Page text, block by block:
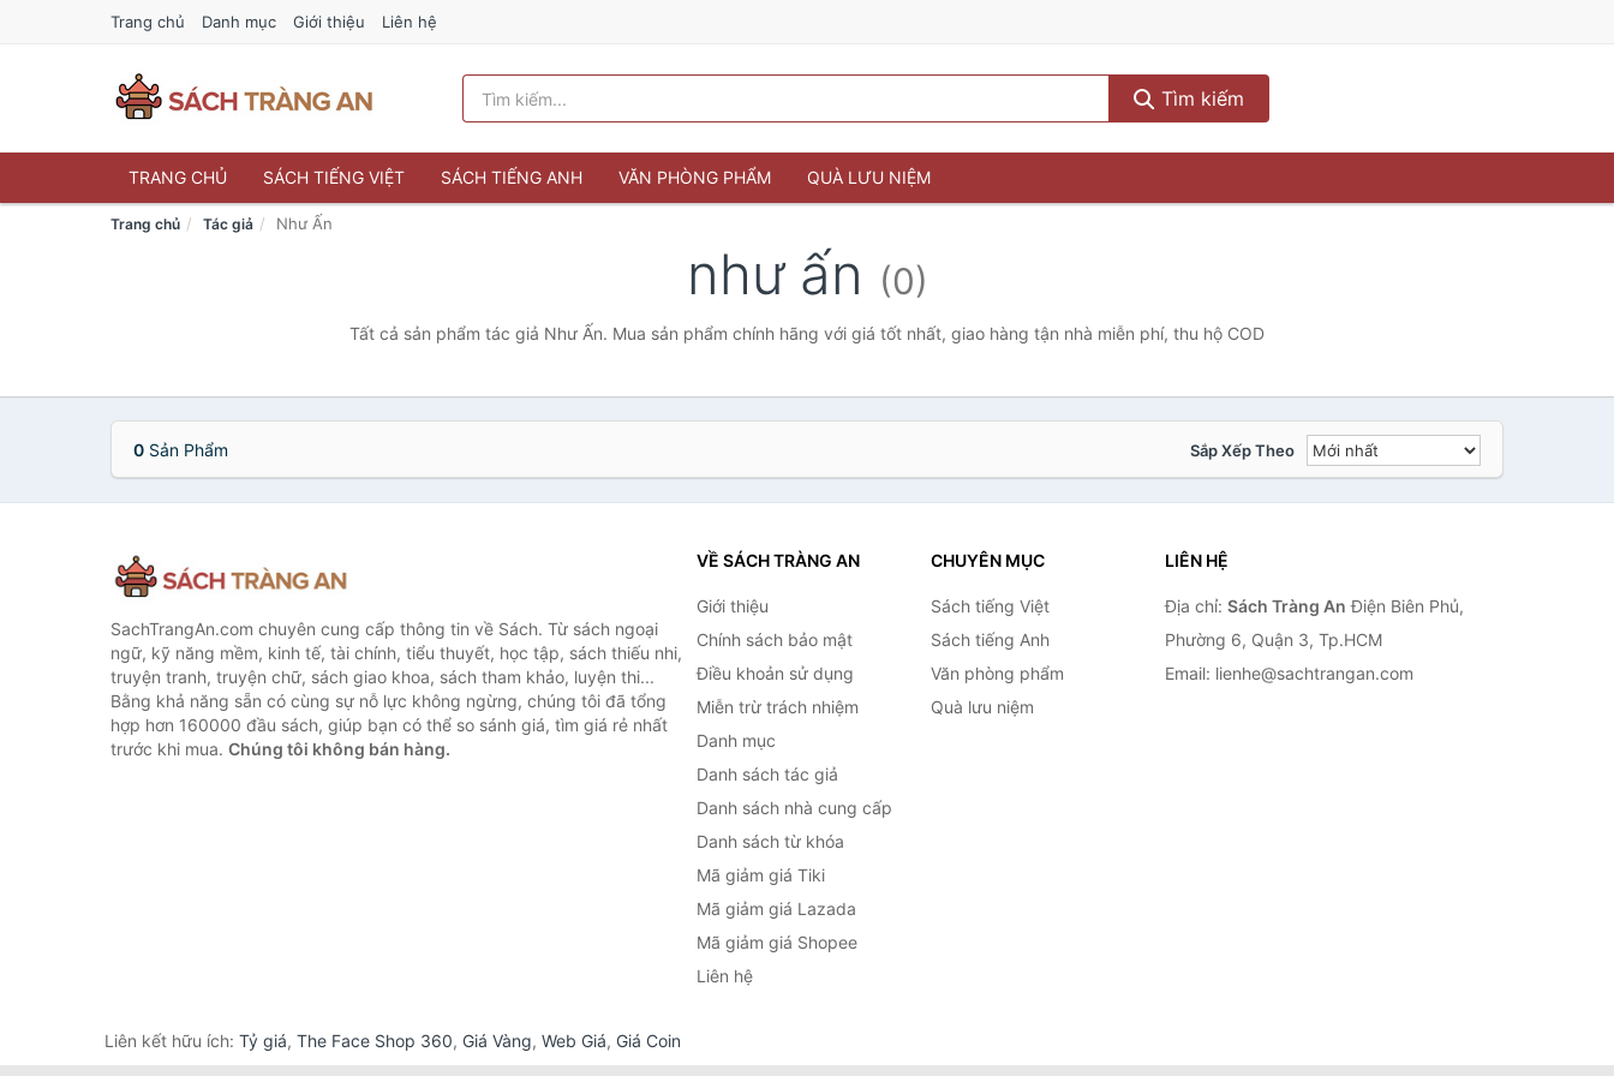
Trang chủ Danh mục Giới thiệu Liên hệ
Tìm kiếm
TRANG CHỦ SÁCH TIẾNG VIỆT SÁCH TIẾNG ANH VĂN PHÒNG PHẨM QUÀ LƯU NIỆM
Trang chủ Tác giả Như Ấn
như ấn (0)
Tất cả sản phẩm tác giả Như Ấn. Mua sản phẩm chính hãng với giá tốt nhất, giao hàng tận nhà miễn phí, thu hộ COD
0 Sản Phẩm Sắp Xếp Theo
SachTrangAn.com chuyên cung cấp thông tin về Sách. Từ sách ngoại
ngữ, kỹ năng mềm, kinh tế, tài chính, tiểu thuyết, học tập, sách thiếu nhi,
truyện tranh, truyện chữ, sách giao khoa, sách tham khảo, luyện thi...
Bằng khả năng sẵn có cùng sự nỗ lực không ngừng, chúng tôi đã tổng
hợp hơn 160000 đầu sách, giúp bạn có thể so sánh giá, tìm giá rẻ nhất
trước khi mua. Chúng tôi không bán hàng.
VỀ SÁCH TRÀNG AN
Giới thiệu
Chính sách bảo mật
Điều khoản sử dụng
Miễn trừ trách nhiệm
Danh mục
Danh sách tác giả
Danh sách nhà cung cấp
Danh sách từ khóa
Mã giảm giá Tiki
Mã giảm giá Lazada
Mã giảm giá Shopee
Liên hệ
CHUYÊN MỤC
Sách tiếng Việt
Sách tiếng Anh
Văn phòng phẩm
Quà lưu niệm
LIÊN HỆ
Địa chỉ: Sách Tràng An Điện Biên Phủ,
Phường 6, Quận 3, Tp.HCM
Email: lienhe@sachtrangan.com
Liên kết hữu ích: Tỷ giá, The Face Shop 360, Giá Vàng, Web Giá, Giá Coin